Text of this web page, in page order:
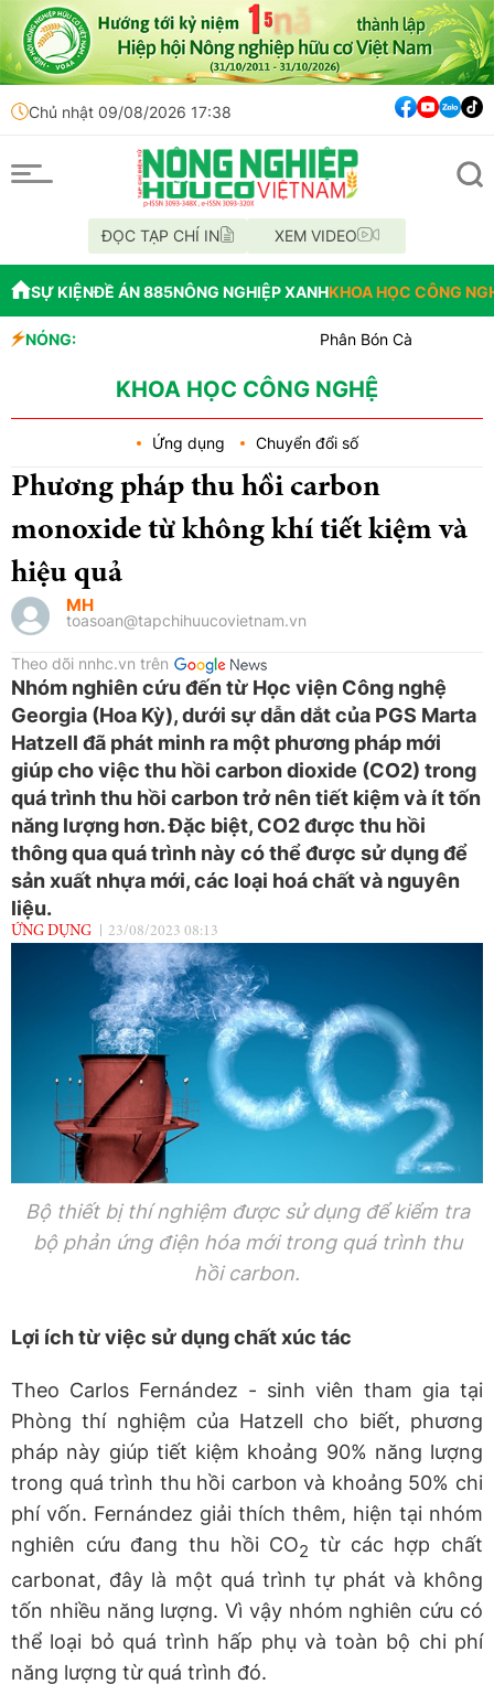
Chủ nhật 09/08/2026 17:38
ĐỌC TẠP CHÍ IN XEM VIDEO
SỰ KIỆNĐỀ ÁN 885NÔNG NGHIỆP XANHKHOA HỌC CÔNG
NÓNG:
Phân Bón Cà Mau đồng
Mùa xanh trên cánh đồng
KHOA HỌC CÔNG NGHỆ
Ứng dụng Chuyển đổi số
Phương pháp thu hồi carbon
monoxide từ không khí tiết kiệm và
hiệu quả
MH
toasoan@tapchihuucovietnam.vn
Theo dõi nnhc.vn trên
Nhóm nghiên cứu đến từ Học viện Công nghệ
Georgia (Hoa Kỳ), dưới sự dẫn dắt của PGS Marta
Hatzell đã phát minh ra một phương pháp mới
giúp cho việc thu hồi carbon dioxide (CO2) trong
quá trình thu hồi carbon trở nên tiết kiệm và ít tốn
năng lượng hơn. Đặc biệt, CO2 được thu hồi
thông qua quá trình này có thể được sử dụng để
sản xuất nhựa mới, các loại hoá chất và nguyên
liệu.
ỨNG DỤNG 23/08/2023 08:13
Bộ thiết bị thí nghiệm được sử dụng để kiểm tra
bộ phản ứng điện hóa mới trong quá trình thu
hồi carbon.
Lợi ích từ việc sử dụng chất xúc tác
Theo Carlos Fernández - sinh viên tham gia tại
Phòng thí nghiệm của Hatzell cho biết, phương
pháp này giúp tiết kiệm khoảng 90% năng lượng
trong quá trình thu hồi carbon và khoảng 50% chi
phí vốn. Fernández giải thích thêm, hiện tại nhóm
nghiên cứu đang thu hồi CO2 từ các hợp chất
carbonat, đây là một quá trình tự phát và không
tốn nhiều năng lượng. Vì vậy nhóm nghiên cứu có
thể loại bỏ quá trình hấp phụ và toàn bộ chi phí
năng lượng từ quá trình đó.